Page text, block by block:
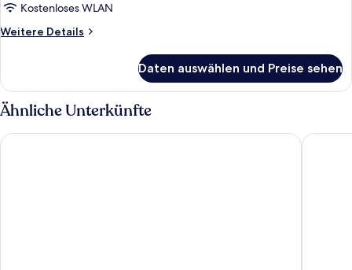
Kostenloses WLAN
Weitere Details
Weitere
Daten auswählen und Preise sehen
Ähnliche Unterkünfte
B&B Hotel Nowy Targ